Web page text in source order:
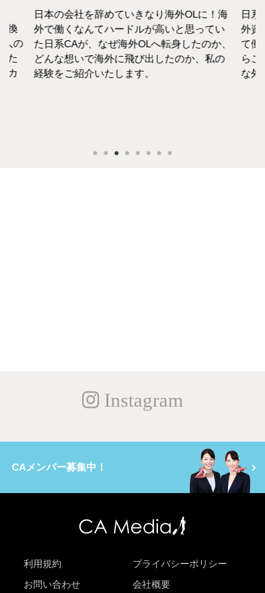
換
人の
た
カ
日本の会社を辞めていきなり海外OLに！海
外で働くなんてハードルが高いと思ってい
た日系CAが、なぜ海外OLへ転身したのか、
どんな想いで海外に飛び出したのか、私の
経験をご紹介いたします。
日
外資
て働
らこ
な外
Instagram
CAメンバー募集中！
利用規約 プライバシーポリシー
お問い合わせ 会社概要